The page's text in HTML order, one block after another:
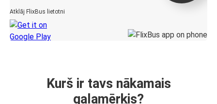
Atklāj FlixBus lietotni
Kurš ir tavs nākamais
galamērķis?